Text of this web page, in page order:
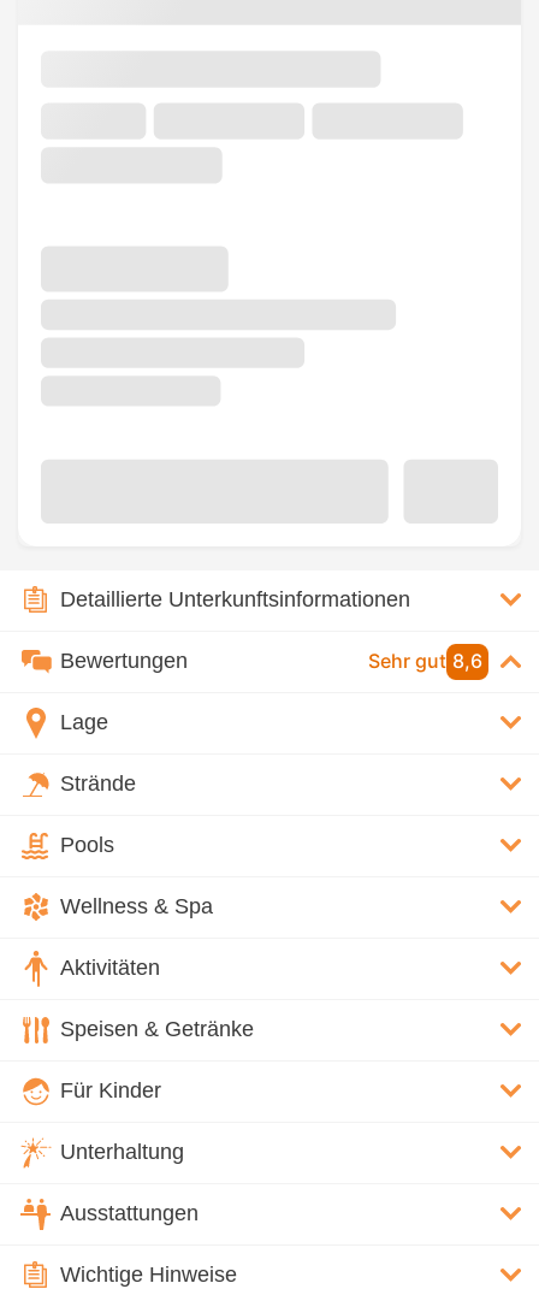
Detaillierte Unterkunftsinformationen
Bewertungen Sehr gut 8,6
Lage
Strände
Pools
Wellness & Spa
Aktivitäten
Speisen & Getränke
Für Kinder
Unterhaltung
Ausstattungen
Wichtige Hinweise